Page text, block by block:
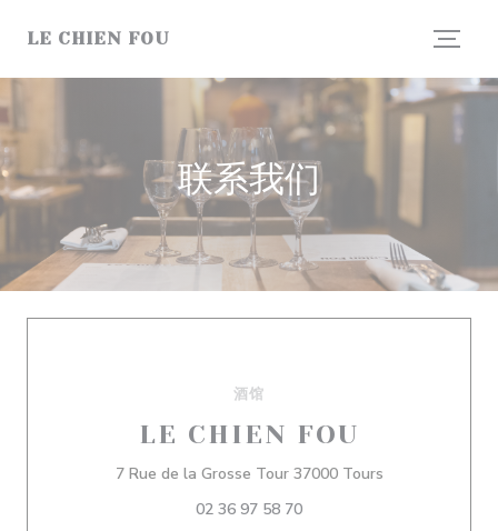
LE CHIEN FOU
联系我们
酒馆
LE CHIEN FOU
7 Rue de la Grosse Tour 37000 Tours((在新窗口中打
02 36 97 58 70